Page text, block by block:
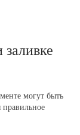
могут быть
правильное